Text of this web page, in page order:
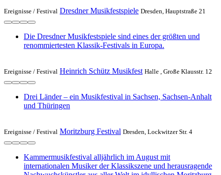
Ereignisse / Festival Dresdner Musikfestspiele Dresden, Hauptstraße 21
Die Dresdner Musikfestspiele sind eines der größten und
renommiertesten Klassik-Festivals in Europa.
Ereignisse / Festival Heinrich Schütz Musikfest Halle , Große Klausstr. 12
Drei Länder – ein Musikfestival in Sachsen, Sachsen-Anhalt
und Thüringen
Ereignisse / Festival Moritzburg Festival Dresden, Lockwitzer Str. 4
Kammermusikfestival alljährlich im August mit
internationalen Musiker der Klassikszene und herausragende